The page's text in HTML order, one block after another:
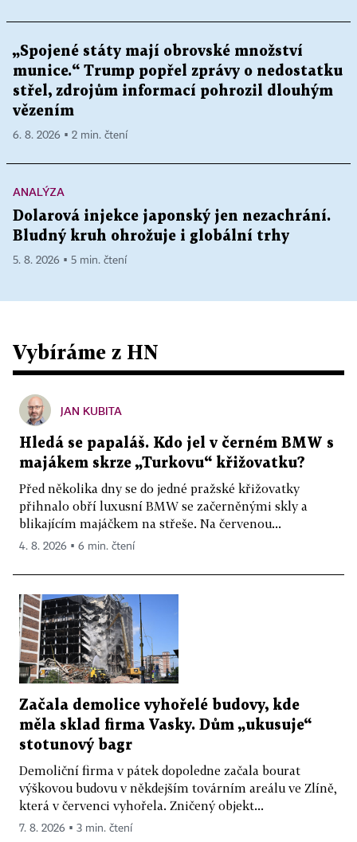
„Spojené státy mají obrovské množství
munice.“ Trump popřel zprávy o nedostatku
střel, zdrojům informací pohrozil dlouhým
vězením
6. 8. 2026 ▪ 2 min. čtení
ANALÝZA
Dolarová injekce japonský jen nezachrání.
Bludný kruh ohrožuje i globální trhy
5. 8. 2026 ▪ 5 min. čtení
Vybíráme z HN
JAN KUBITA
Hledá se papaláš. Kdo jel v černém BMW s
majákem skrze „Turkovu“ křižovatku?
Před několika dny se do jedné pražské křižovatky
přihnalo obří luxusní BMW se začerněnými skly a
blikajícím majáčkem na střeše. Na červenou...
4. 8. 2026 ▪ 6 min. čtení
Začala demolice vyhořelé budovy, kde
měla sklad firma Vasky. Dům „ukusuje“
stotunový bagr
Demoliční firma v pátek dopoledne začala bourat
výškovou budovu v někdejším továrním areálu ve Zlíně,
která v červenci vyhořela. Zničený objekt...
7. 8. 2026 ▪ 3 min. čtení